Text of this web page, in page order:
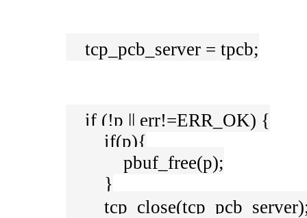
tcp_pcb_server = tpcb;
if (!p || err!=ERR_OK) {
if(p){
pbuf_free(p);
}